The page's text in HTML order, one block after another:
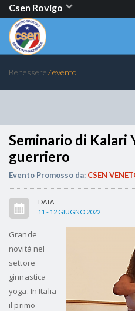
Csen Rovigo
Benessere⁄ evento
Seminario di Kalari
guerriero
Evento Promosso da: CSEN
DATA:
11 - 12 GIUGNO 2022
Grande
novità nel
settore
ginnastica
yoga. In Italia
il primo